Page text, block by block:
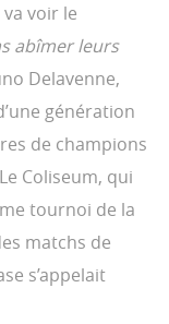
voir le
abîmer leurs
Delavenne,
génération
de champions
Coliseum, qui
tournoi de la
matchs de
s’appelait